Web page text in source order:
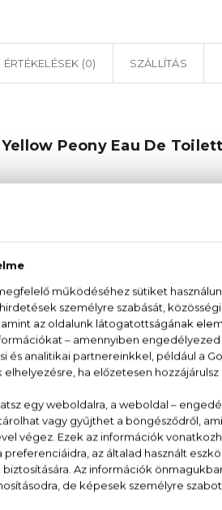
ÉRTÉKELÉSEK (0) SZÁLLÍTÁS
Peony Eau De
– mindegyik nő más és
a női barátságot ünnepli a
édes jegyeiben, amelyek
helyüket a finom
moha meleg jegyei
több mint egy illat – ez
bazsarózsa,
(FRAGRANCE),
HEXYL CINNAMAL,
ALCOHOL,
4), CI 19140 (YELLOW 5), CI